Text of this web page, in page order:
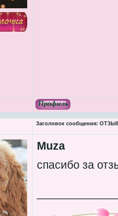
Заголовок сообщения:
Muza
спасибо за